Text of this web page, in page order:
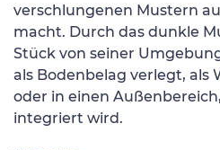
verschlungenen Mustern
macht. Durch das dunkle
Stück von seiner
als Bodenbelag verlegt, als
oder in einen Außenbereich,
integriert wird.